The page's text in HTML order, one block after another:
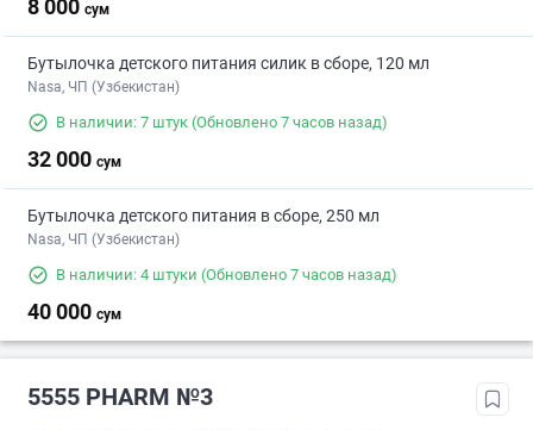
8 000 сум
Бутылочка детского питания силик в сборе, 120 мл
Nasa, ЧП (Узбекистан)
В наличии: 7 штук (Обновлено 7 часов назад)
32 000 сум
Бутылочка детского питания в сборе, 250 мл
Nasa, ЧП (Узбекистан)
В наличии: 4 штуки (Обновлено 7 часов назад)
40 000 сум
5555 PHARM №3